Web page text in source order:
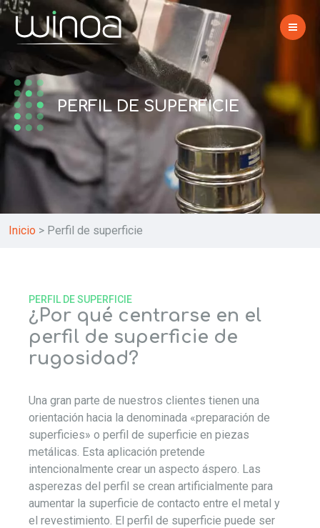
PERFIL DE SUPERFICIE
Inicio > Perfil de superficie
¿Por qué centrarse en el
perfil de superficie de
rugosidad?
PERFIL DE SUPERFICIE
Una gran parte de nuestros clientes tienen una
orientación hacia la denominada «preparación de
superficies» o perfil de superficie en piezas
metálicas. Esta aplicación pretende
intencionalmente crear un aspecto áspero. Las
asperezas del perfil se crean artificialmente para
aumentar la superficie de contacto entre el metal y
el revestimiento. El perfil de superficie puede ser